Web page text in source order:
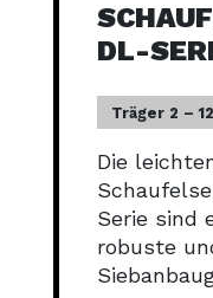
DL-
Träger 2 –
Die
Serie sind
robuste